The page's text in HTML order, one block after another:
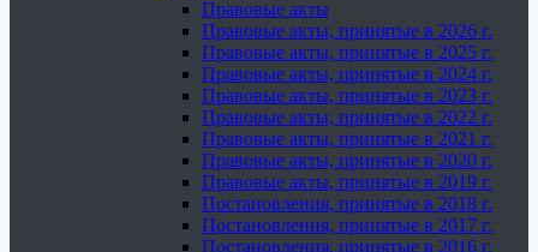
Правовые акты
Правовые акты, принятые в 2026 г.
Правовые акты, принятые в 2025 г.
Правовые акты, принятые в 2024 г.
Правовые акты, принятые в 2023 г.
Правовые акты, принятые в 2022 г.
Правовые акты, принятые в 2021 г.
Правовые акты, принятые в 2020 г.
Правовые акты, принятые в 2019 г.
Постановления, принятые в 2018 г.
Постановления, принятые в 2017 г.
Постановления, принятые в 2016 г.